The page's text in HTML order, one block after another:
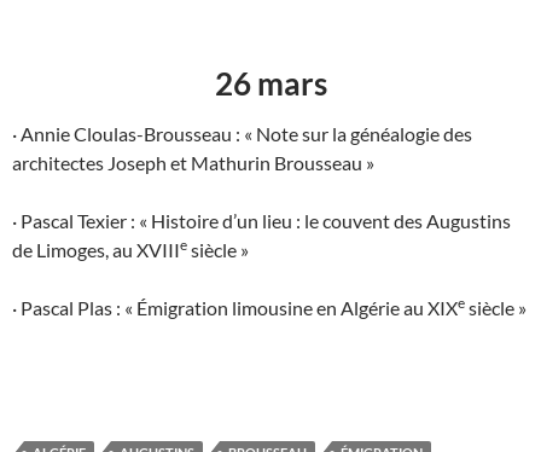
26 mars
· Annie Cloulas-Brousseau : « Note sur la généalogie des
architectes Joseph et Mathurin Brousseau »
· Pascal Texier : « Histoire d’un lieu : le couvent des Augustins
de Limoges, au XVIIIe siècle »
· Pascal Plas : « Émigration limousine en Algérie au XIXe siècle »